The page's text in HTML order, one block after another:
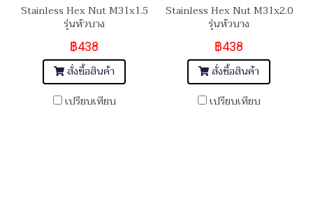
Stainless Hex Nut M31x1.5
รุ่นหัวบาง
฿438
สั่งซื้อสินค้า
เปรียบเทียบ
Stainless Hex Nut M31x2.0
รุ่นหัวบาง
฿438
สั่งซื้อสินค้า
เปรียบเทียบ